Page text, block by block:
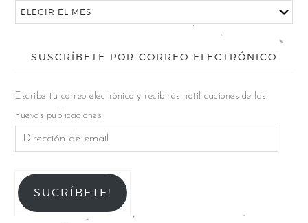
SUSCRÍBETE POR CORREO ELECTRÓNICO
Escribe tu correo electrónico y recibirás notificaciones de las
nuevas publicaciones.
SUCRÍBETE!